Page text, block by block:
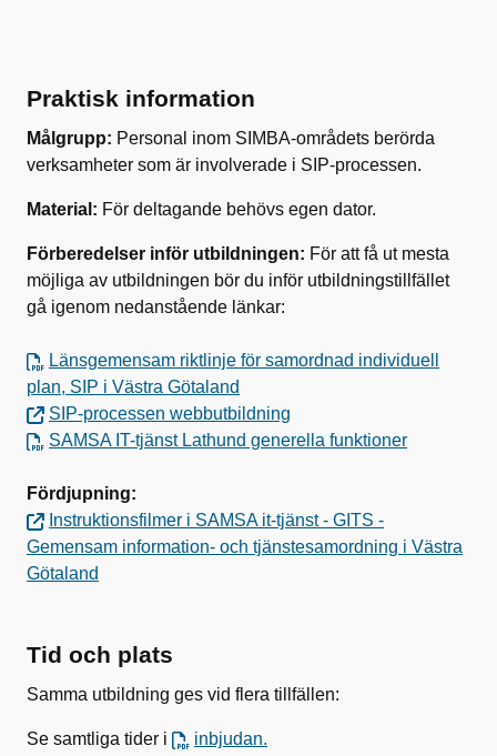
Praktisk information
Målgrupp: Personal inom SIMBA-områdets berörda
verksamheter som är involverade i SIP-processen.
Material: För deltagande behövs egen dator.
Förberedelser inför utbildningen: För att få ut mesta
möjliga av utbildningen bör du inför utbildningstillfället
gå igenom nedanstående länkar:
Länsgemensam riktlinje för samordnad individuell
plan, SIP i Västra Götaland
SIP-processen webbutbildning
SAMSA IT-tjänst Lathund generella funktioner
Fördjupning:
Instruktionsfilmer i SAMSA it-tjänst - GITS -
Gemensam information- och tjänstesamordning i Västra
Götaland
Tid och plats
Samma utbildning ges vid flera tillfällen:
Se samtliga tider i inbjudan.